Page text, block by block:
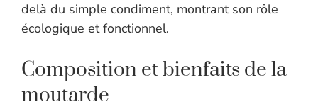
delà du simple condiment, montrant son rôle
écologique et fonctionnel.
Composition et bienfaits de la
moutarde